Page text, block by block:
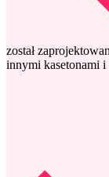
został
innymi kasetonami i